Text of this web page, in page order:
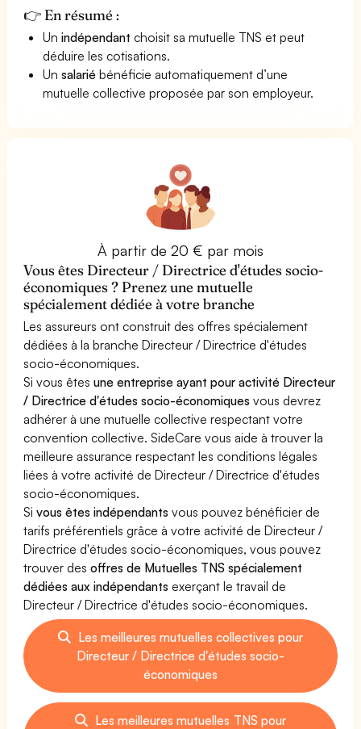
👉 En résumé :
Unindépendant choisit sa mutuelle TNS et peut
déduire les cotisations.
Unsalarié bénéficie automatiquement d’une
mutuelle collective proposée par son employeur.
À partir de 20 € par mois
Vous êtes Directeur / Directrice d'études socio-
économiques ? Prenez une mutuelle
spécialement dédiée à votre branche
Les assureurs ont construit des offres spécialement
dédiées à la branche Directeur / Directrice d'études
socio-économiques.
Si vous êtesune entreprise ayant pour activité Directeur
/ Directrice d'études socio-économiques vous devrez
adhérer à une mutuelle collective respectant votre
convention collective. SideCare vous aide à trouver la
meilleure assurance respectant les conditions légales
liées à votre activité de Directeur / Directrice d'études
socio-économiques.
Sivous êtes indépendants vous pouvez bénéficier de
tarifs préférentiels grâce à votre activité de Directeur /
Directrice d'études socio-économiques, vous pouvez
trouver desoffres de Mutuelles TNS spécialement
dédiées aux indépendants exerçant le travail de
Directeur / Directrice d'études socio-économiques.
Les meilleures mutuelles collectives pour
Directeur / Directrice d'études socio-
économiques
Les meilleures mutuelles TNS pour